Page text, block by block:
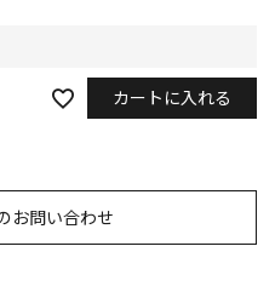
カートに入れる
お問い合わせ